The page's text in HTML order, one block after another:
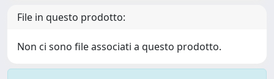
File in questo prodotto:
Non ci sono file associati a questo prodotto.